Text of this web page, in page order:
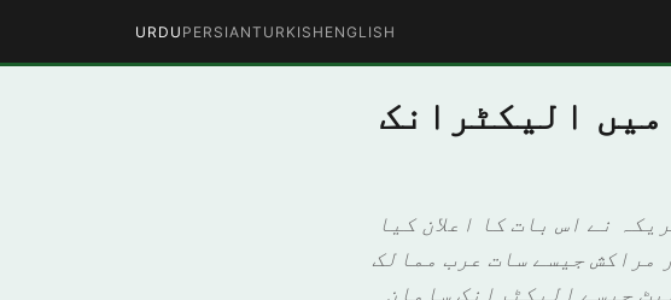
ENGLISH
TURKISH
PERSIAN
URDU
الیکٹرانک
نے اس بات کا اعلان کیا
مراکش جیسے سات عرب ممالک
جیسے الیکٹرانک سامان